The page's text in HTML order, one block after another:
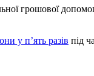
грошової
у п’ять разів під